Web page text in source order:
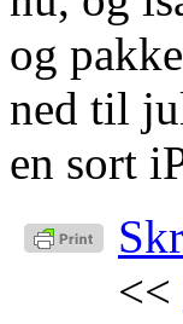
og
ned til
en sort
<<